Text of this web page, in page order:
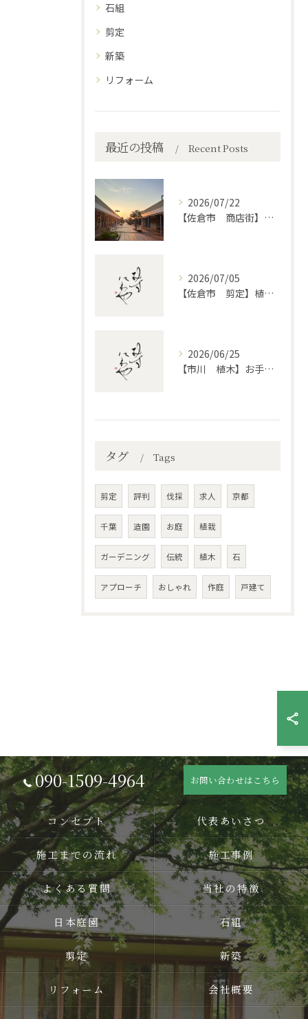
石組
剪定
新築
リフォーム
最近の投稿 Recent Posts
2026/07/22
【佐倉市 商店街】街路植木剪定
2026/07/05
【佐倉市 剪定】植木・庭木の剪定、プロに頼むとどう違うのか。
2026/06/25
【市川 植木】お手入れ【和モダンというお庭を考える】
タグ Tags
剪定 評判 伐採 求人 京都
千葉 造園 お庭 植栽
ガーデニング 伝統 植木 石
アプローチ おしゃれ 作庭 戸建て
090-1509-4964 お問い合わせはこちら
コンセプト 代表あいさつ
施工までの流れ 施工事例
よくある質問 当社の特徴
日本庭園 石組
剪定 新築
リフォーム 会社概要